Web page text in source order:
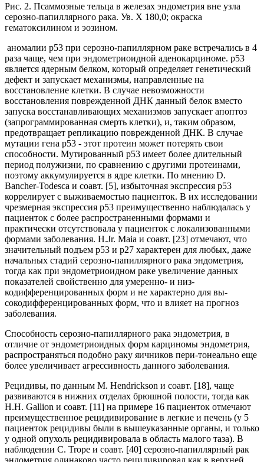
Рис. 2. Псаммозные тельца в железах эндометрия вне узла
серозно-папиллярного рака. Ув. Х 180,0; окраска
гематоксилином и эозином.
аномалии р53 при серозно-папиллярном раке встречались в 4
раза чаще, чем при эндометриоидной аденокарциноме. p53
является ядерным белком, который определяет генетический
дефект и запускает механизмы, направленные на
восстановление клетки. В случае невозможности
восстановления поврежденной ДНК данный белок вместо
запуска восстанавливающих механизмов запускает апоптоз
(запрограммированная смерть клетки), и, таким образом,
предотвращает репликацию поврежденной ДНК. В случае
мутации гена р53 - этот протеин может потерять свои
способности. Мутированный р53 имеет более длительный
период полужизни, по сравнению с другими протеинами,
поэтому аккумулируется в ядре клетки. По мнению D.
Bancher-Todesca и соавт. [5], избыточная экспрессия р53
коррелирует с выживаемостью пациенток. В их исследовании
чрезмерная экспрессия р53 преимущественно наблюдалась у
пациенток с более распространенными формами и
практически отсутствовала у пациенток с локализованными
формами заболевания. H.Jr. Maia и соавт. [23] отмечают, что
значительный подъем р53 и р27 характерен для любых, даже
начальных стадий серозно-папиллярного рака эндометрия,
тогда как при эндометриоидном раке увеличение данных
показателей свойственно для умеренно- и низ-
кодифференцированных форм и не характерно для вы-
сокодифференцированных форм, что и влияет на прогноз
заболевания.
Способность серозно-папиллярного рака эндометрия, в
отличие от эндометриоидных форм карциномы эндометрия,
распространяться подобно раку яичников пери-тонеально еще
более увеличивает агрессивность данного заболевания.
Рецидивы, по данным M. Hendrickson и соавт. [18], чаще
развиваются в нижних отделах брюшной полости, тогда как
H.H. Gallion и соавт. [11] на примере 16 пациенток отмечают
преимущественное рецидивирование в легкие и печень (у 5
пациенток рецидивы были в вышеуказанные органы, и только
у одной опухоль рецидивировала в область малого таза). В
наблюдении C. Trope и соавт. [40] серозно-папиллярный рак
эндометрия одинаково часто рецидивировал как в верхней